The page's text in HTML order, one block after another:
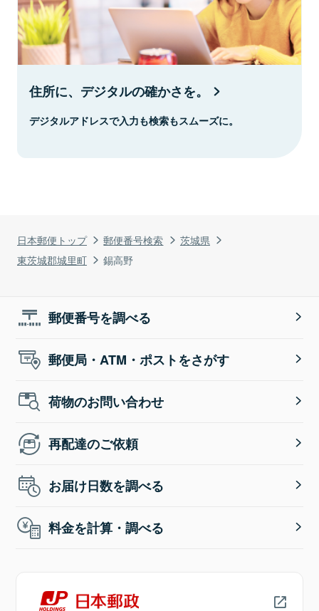
日本郵便トップ 郵便番号検索
茨城県
東茨城郡城里町
錫高野
住所に、デジタルの確かさを。
デジタルアドレスで入力も検索もスムーズに。
郵便番号を調べる
郵便局・ATM・ポストをさがす
荷物のお問い合わせ
再配達のご依頼
お届け日数を調べる
料金を計算・調べる